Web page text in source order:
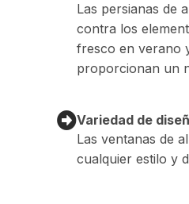
Las persianas de
contra los
fresco en verano
proporcionan un
Variedad de
Las ventanas de
cualquier estilo y